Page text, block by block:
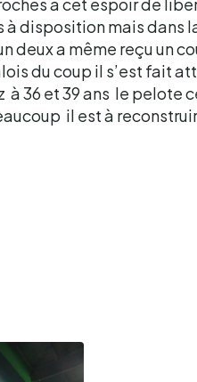
à disposition mais dans
deux a même reçu un
du coup il s’est fait
à 36 et 39 ans le pelote
il est à